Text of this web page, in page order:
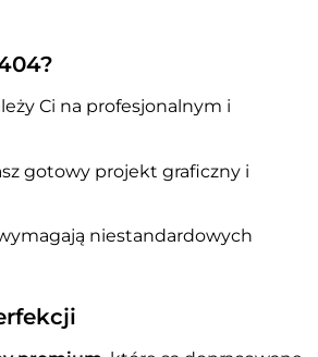
Ci na profesjonalnym i
gotowy projekt graficzny i
niestandardowych